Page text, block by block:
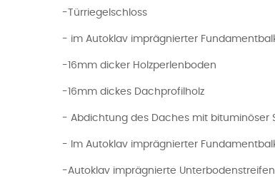
-Türriegelschloss
- im Autoklav imprägnierter
-16mm dicker Holzperlenboden
-16mm dickes Dachprofilholz
- Abdichtung des Daches mit bituminöser
- Im Autoklav imprägnierter
-Autoklav imprägnierte Unterbodenstreifen